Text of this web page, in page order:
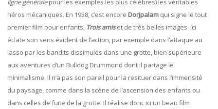
ligne généralepour les exemples les plus célèbres) les véritables
héros mécaniques. En 1958, c’est encore Dorjpalam qui signe le tout
premier film pour enfants, Trois amiset de très belles images. Ici
éclate son sens évident de l’action, par exemple dans l’attaque au
lasso par les bandits dissimulés dans une grotte, bien supérieure
aux aventures d’un Bulldog Drummond dont il partage le
minimalisme. Il n’a pas son pareil pour la resituer dans l’immensité
du paysage, comme dans la scène de l’ascension des enfants ou
dans celles de fuite de la grotte. Il réalise donc ici un beau film